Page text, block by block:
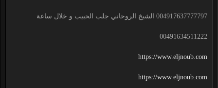
004917637777797 الشيخ الروحاني جلب الحبيب و خلال ساعة
00491634511222
https://www.eljnoub.com
https://www.eljnoub.com